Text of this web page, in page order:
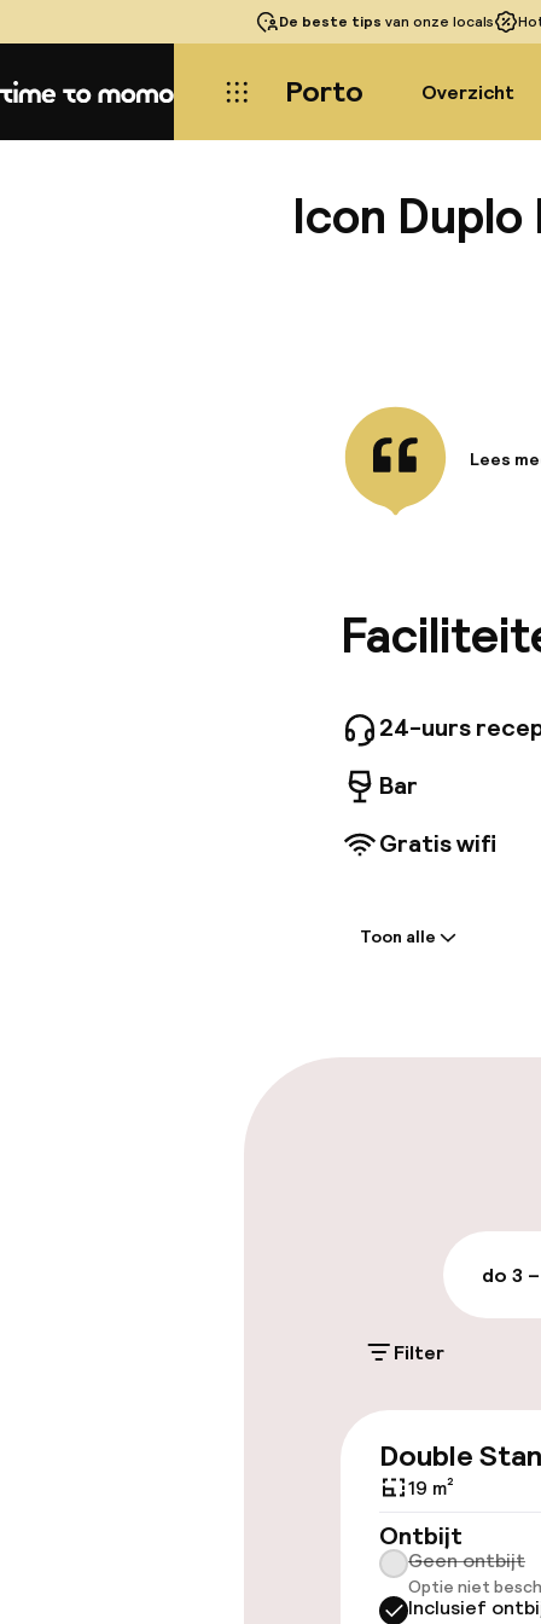
De beste tips van onze locals
Home Porto Overzicht
Icon Duplo
het
Lees
24-uurs
Bar
Gratis wifi
Overal
Lift
Entertainment
Gratis wifi
Toon alle
do 3
Filter
Double
19 m²
Ontbijt
Geen ontbijt
Optie niet
Inclusief